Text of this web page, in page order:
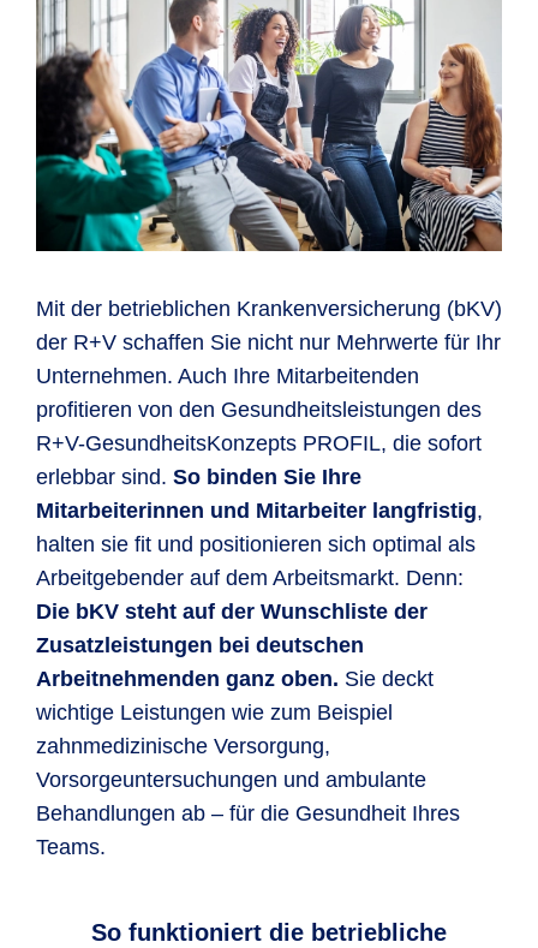
Mit der betrieblichen Krankenversicherung (bKV)
der R+V schaffen Sie nicht nur Mehrwerte für Ihr
Unternehmen. Auch Ihre Mitarbeitenden
profitieren von den Gesundheitsleistungen des
R+V-Gesund­heits­Kon­zepts PROFIL, die sofort
erlebbar sind. So binden Sie Ihre
Mitarbeiterinnen und Mitarbeiter langfristig,
halten sie fit und positionieren sich optimal als
Arbeitgebender auf dem Arbeitsmarkt. Denn:
Die bKV steht auf der Wunschliste der
Zusatzleistungen bei deutschen
Arbeitnehmenden ganz oben. Sie deckt
wichtige Leistungen wie zum Beispiel
zahnmedizinische Versorgung,
Vorsorgeuntersuchungen und ambulante
Behandlungen ab – für die Gesundheit Ihres
Teams.
So funktioniert die betriebliche